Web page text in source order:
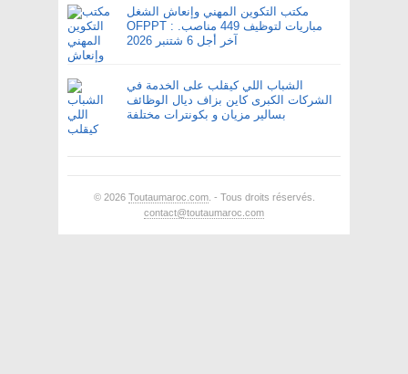
مكتب التكوين المهني وإنعاش الشغل
OFPPT : مباريات لتوظيف 449 مناصب.
آخر أجل 6 شتنبر 2026
الشباب اللي كيقلب على الخدمة في
الشركات الكبرى كاين بزاف ديال الوظائف
بسالير مزيان و بكونترات مختلفة
© 2026 Toutaumaroc.com. - Tous droits réservés.
contact@toutaumaroc.com